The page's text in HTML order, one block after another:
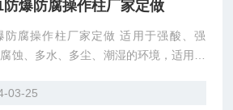
爆防腐操作柱厂家定做
柱厂家定做 适用于强酸、强
蚀、多水、多尘、潮湿的环境，适用于
03-25